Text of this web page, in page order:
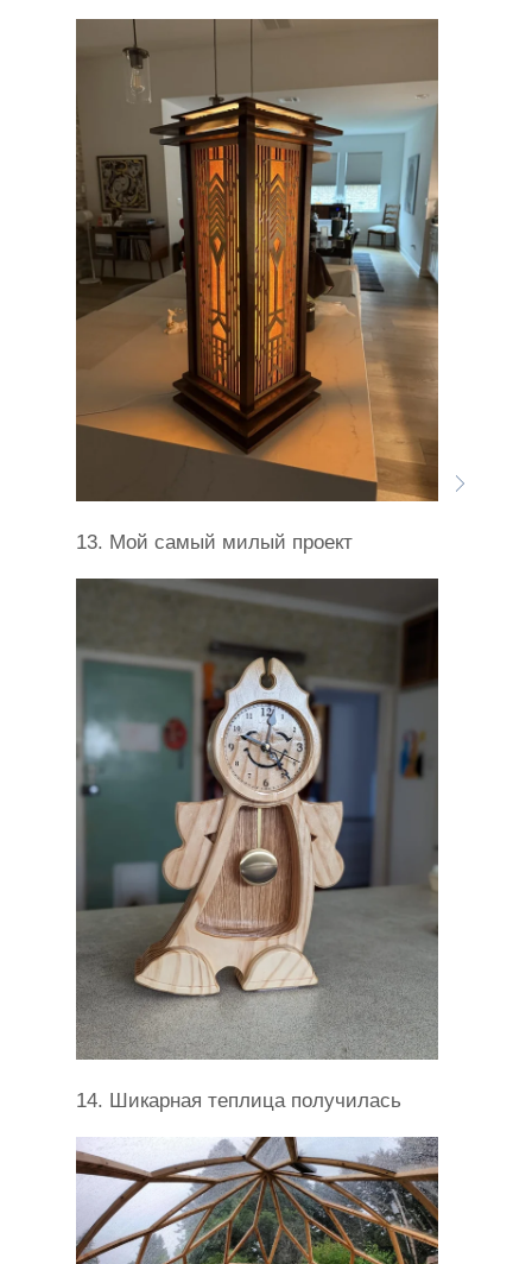
13. Мой самый милый проект
14. Шикарная теплица получилась